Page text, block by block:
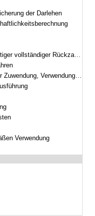
der Darlehen
vollständiger Rückzahlung
Verwendungsnachweis
Verwendung